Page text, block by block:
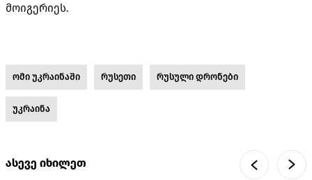
მოიგერიეს.
ომი უკრაინაში რუსეთი რუსული დრონები
უკრაინა
ასევე იხილეთ